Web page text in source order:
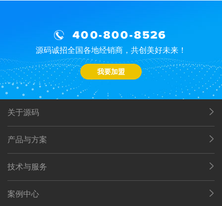
400-800-8526
源码诚招全国各地经销商，共创美好未来！
我要加盟
关于源码
产品与方案
技术与服务
案例中心